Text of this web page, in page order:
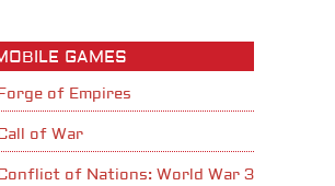
GAMES
of Empires
of War
of Nations: World War 3